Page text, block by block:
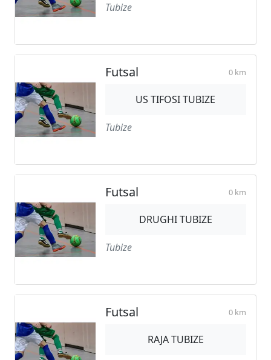
Tubize
Futsal 0 km
US TIFOSI TUBIZE
Tubize
Futsal 0 km
DRUGHI TUBIZE
Tubize
Futsal 0 km
RAJA TUBIZE